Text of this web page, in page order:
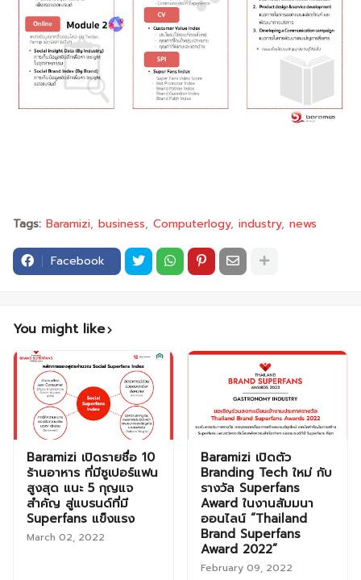
Tags: Baramizi business Computerlogy industry news
Facebook
You might like
Baramizi เปิดรายชื่อ 10
ร้านอาหาร ที่มีซูเปอร์แฟน
สูงสุด แนะ 5 กุญแจ
สำคัญ สู่แบรนด์ที่มี
Superfans แข็งแรง
March 02, 2022
Baramizi เปิดตัว
Branding Tech ใหม่ กับ
รางวัล Superfans
Award ในงานสัมมนา
ออนไลน์ “Thailand
Brand Superfans
Award 2022”
February 09, 2022